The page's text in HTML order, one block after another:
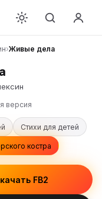
›Живые дела
версия
Стихи для детей
костра
FB2